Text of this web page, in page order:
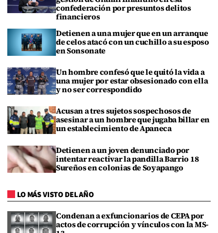
confederación por presuntos delitos
financieros
Detienen a una mujer que en un arranque
de celos atacó con un cuchillo a su esposo
en Sonsonate
Un hombre confesó que le quitó la vida a
una mujer por estar obsesionado con ella
y no ser correspondido
Acusan a tres sujetos sospechosos de
asesinar a un hombre que jugaba billar en
un establecimiento de Apaneca
Detienen a un joven denunciado por
intentar reactivar la pandilla Barrio 18
Sureños en colonias de Soyapango
LO MÁS VISTO DEL AÑO
Condenan a exfuncionarios de CEPA por
actos de corrupción y vínculos con la MS-